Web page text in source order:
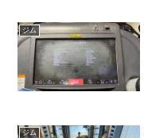
ジム
ジム